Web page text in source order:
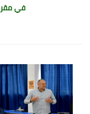
في مقر